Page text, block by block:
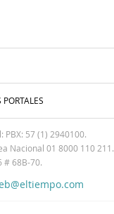
57 (1) 2940100.
Nacional 01 8000 110 211.
# 68B-70.